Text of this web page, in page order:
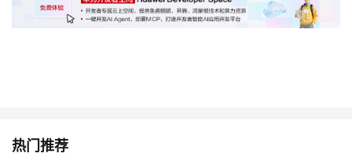
热门推荐